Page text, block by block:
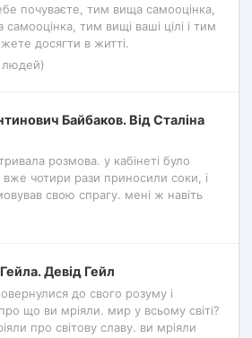
почуваєте, тим вища самооцінка,
тим вищі ваші цілі і тим
досягти в житті.
людей)
Байбаков. Від Сталіна
розмова. у кабінеті було
чотири рази приносили соки, і
свою спрагу. мені ж навіть
Девід Гейл
до свого розуму і
що ви мріяли. мир у всьому світі?
про світову славу. ви мріяли